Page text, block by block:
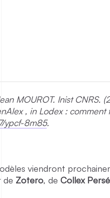
MOUROT. Inist CNRS.
, in Lodex : comment
ypcf-8m85.
viendront
de Zotero, de Collex